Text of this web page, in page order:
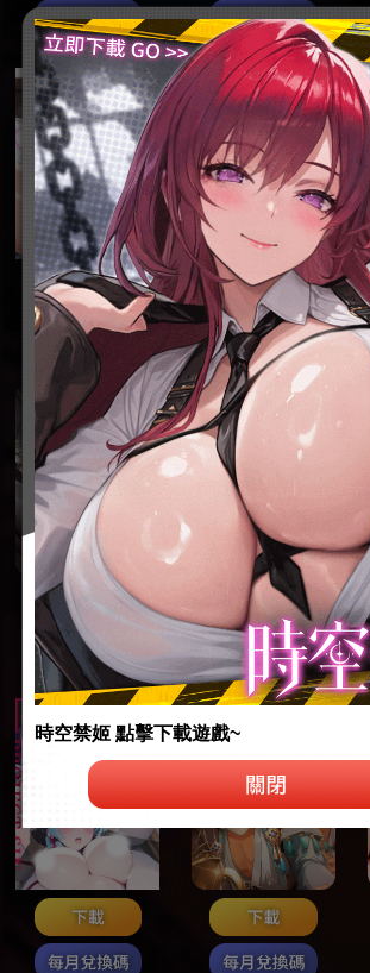
時空禁姬 點擊下載遊戲~